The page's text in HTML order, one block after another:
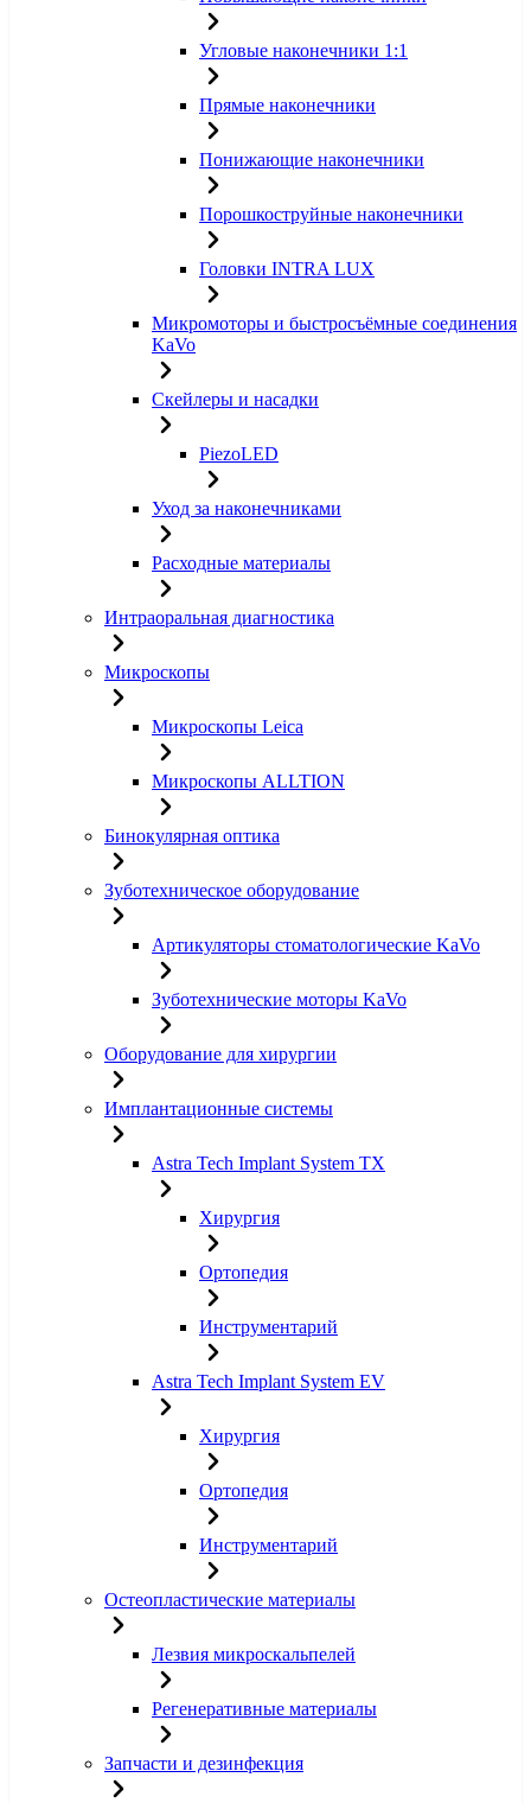
Угловые наконечники 1:1
Прямые наконечники
Понижающие наконечники
Порошкоструйные наконечники
Головки INTRA LUX
Микромоторы и быстросъёмные соединения
KaVo
Скейлеры и насадки
PiezoLED
Уход за наконечниками
Расходные материалы
Интраоральная диагностика
Микроскопы
Микроскопы Leica
Микроскопы ALLTION
Бинокулярная оптика
Зуботехническое оборудование
Артикуляторы стоматологические KaVo
Зуботехнические моторы KaVo
Оборудование для хирургии
Имплантационные системы
Astra Tech Implant System TX
Хирургия
Ортопедия
Инструментарий
Astra Tech Implant System EV
Хирургия
Ортопедия
Инструментарий
Остеопластические материалы
Лезвия микроскальпелей
Регенеративные материалы
Запчасти и дезинфекция